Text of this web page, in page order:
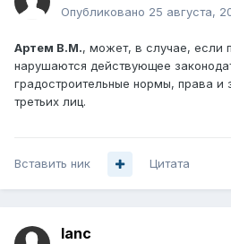
Опубликовано 25 августа,
Артем B.M., может, в случае, если
нарушаются действующее
градостроительные нормы, права и
третьих лиц.
Вставить ник Цитата
lanc